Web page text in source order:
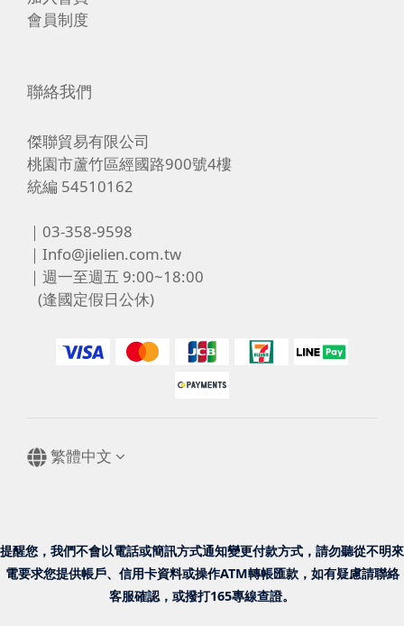
會員制度
聯絡我們
傑聯貿易有限公司
桃園市蘆竹區經國路900號4樓
統編 54510162
｜03-358-9598
｜Info@jielien.com.tw
｜週一至週五 9:00~18:00
(逢國定假日公休)
繁體中文
提醒您，我們不會以電話或簡訊方式通知變更付款方式，請勿聽從不明來
電要求您提供帳戶、信用卡資料或操作ATM轉帳匯款，如有疑慮請聯絡
客服確認，或撥打165專線查證。